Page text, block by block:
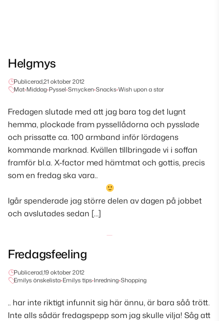
Helgmys
Publicerad,21 oktober 2012
Mat•Middag•Pyssel•Smycken•Snacks•Wish upon a star
Fredagen slutade med att jag bara tog det lugnt
hemma, plockade fram pyssellådorna och pysslade
och prissatte ca. 100 armband inför lördagens
kommande marknad. Kvällen tillbringade vi i soffan
framför bl.a. X-factor med hämtmat och gottis, precis
som en fredag ska vara..
Igår spenderade jag större delen av dagen på jobbet
och avslutades sedan […]
Fredagsfeeling
Publicerad,19 oktober 2012
Emilys önskelista•Emilys tips•Inredning•Shopping
.. har inte riktigt infunnit sig här ännu, är bara såå trött.
Inte alls sådär fredagspepp som jag skulle vilja! Såg att